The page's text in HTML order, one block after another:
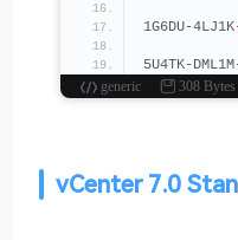
1G6DU-
5U4TK-
generic
308 Bytes
vCenter 7.0